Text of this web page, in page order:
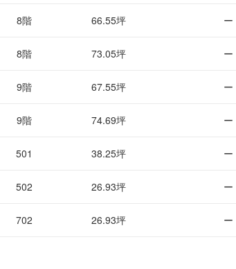
8階 66.55坪 ー
8階 73.05坪 ー
9階 67.55坪 ー
9階 74.69坪 ー
501 38.25坪 ー
502 26.93坪 ー
702 26.93坪 ー